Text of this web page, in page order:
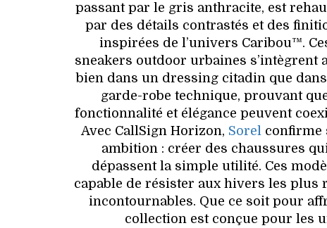
passant par le gris anthracite, est
par des détails contrastés et des
inspirées de l’univers Caribou™.
sneakers outdoor urbaines s’intègrent
bien dans un dressing citadin que
garde-robe technique, prouvant
fonctionnalité et élégance peuvent
Avec CallSign Horizon, Sorel confirme
ambition : créer des chaussures
dépassent la simple utilité. Ces
capable de résister aux hivers les plus
incontournables. Que ce soit pour
collection est conçue pour les